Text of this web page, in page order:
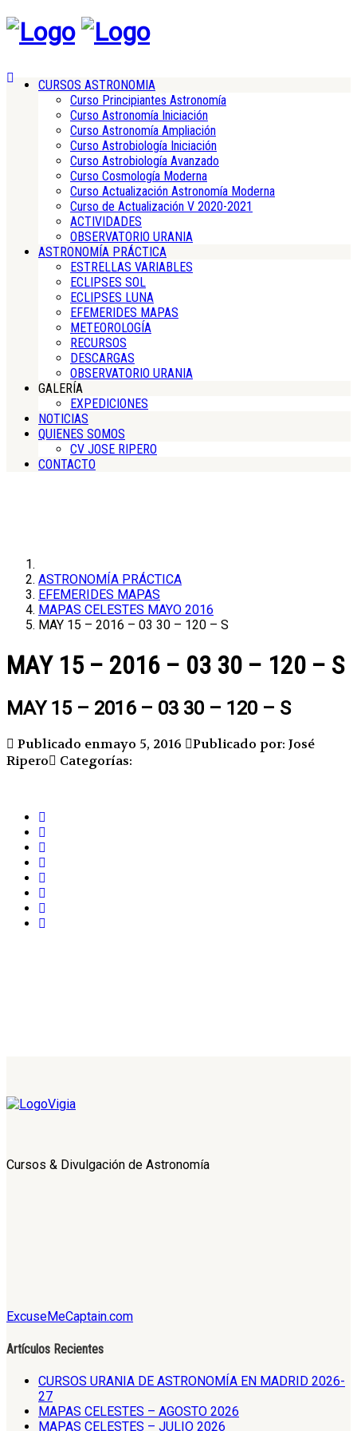
CURSOS ASTRONOMIA
Curso Principiantes Astronomía
Curso Astronomía Iniciación
Curso Astronomía Ampliación
Curso Astrobiología Iniciación
Curso Astrobiología Avanzado
Curso Cosmología Moderna
Curso Actualización Astronomía Moderna
Curso de Actualización V 2020-2021
ACTIVIDADES
OBSERVATORIO URANIA
ASTRONOMÍA PRÁCTICA
ESTRELLAS VARIABLES
ECLIPSES SOL
ECLIPSES LUNA
EFEMERIDES MAPAS
METEOROLOGÍA
RECURSOS
DESCARGAS
OBSERVATORIO URANIA
GALERÍA
EXPEDICIONES
NOTICIAS
QUIENES SOMOS
CV JOSE RIPERO
CONTACTO
ASTRONOMÍA PRÁCTICA
EFEMERIDES MAPAS
MAPAS CELESTES MAYO 2016
MAY 15 – 2016 – 03 30 – 120 – S
MAY 15 – 2016 – 03 30 – 120 – S
MAY 15 – 2016 – 03 30 – 120 – S
Publicado enmayo 5, 2016
Publicado por: José
Ripero
Categorías:
Cursos & Divulgación de Astronomía
ExcuseMeCaptain.com
Artículos Recientes
CURSOS URANIA DE ASTRONOMÍA EN MADRID 2026-
27
MAPAS CELESTES – AGOSTO 2026
MAPAS CELESTES – JULIO 2026